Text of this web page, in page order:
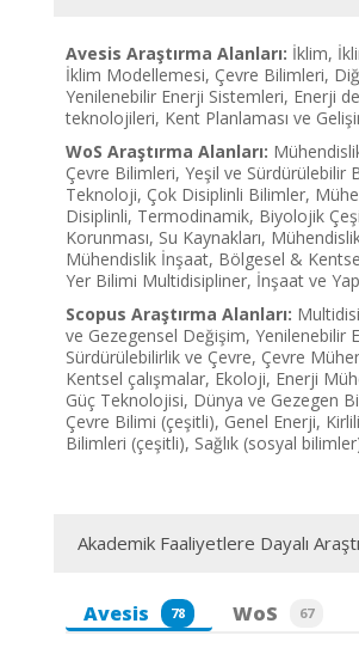
Avesis Araştırma Alanları: İklim,
İklim Modellemesi, Çevre Bilimleri,
Yenilenebilir Enerji Sistemleri, Enerji
teknolojileri, Kent Planlaması ve
WoS Araştırma Alanları:
Çevre Bilimleri, Yeşil ve Sürdürülebilir
Teknoloji, Çok Disiplinli Bilimler,
Disiplinli, Termodinamik, Biyolojik
Korunması, Su Kaynakları,
Mühendislik İnşaat, Bölgesel &
Yer Bilimi Multidisipliner, İnşaat ve
Scopus Araştırma Alanları:
ve Gezegensel Değişim, Yenilenebilir
Sürdürülebilirlik ve Çevre, Çevre
Kentsel çalışmalar, Ekoloji, Enerji
Güç Teknolojisi, Dünya ve Gezegen
Çevre Bilimi (çeşitli), Genel Enerji,
Bilimleri (çeşitli), Sağlık (sosyal
Akademik Faaliyetlere Dayalı
Avesis 78 WoS 67